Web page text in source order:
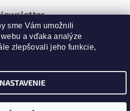
vyhradenéUpraviť nastavenie cookies
sme Vám umožnili
a vďaka analýze
zlepšovali jeho funkcie,
NASTAVENIE